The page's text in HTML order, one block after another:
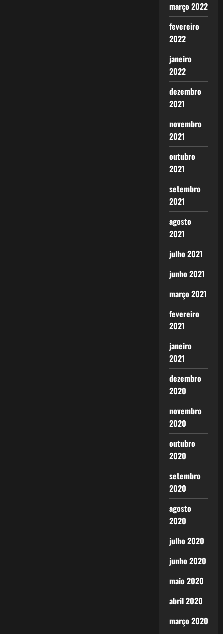
março 2022
fevereiro
2022
janeiro
2022
dezembro
2021
novembro
2021
outubro
2021
setembro
2021
agosto
2021
julho 2021
junho 2021
março 2021
fevereiro
2021
janeiro
2021
dezembro
2020
novembro
2020
outubro
2020
setembro
2020
agosto
2020
julho 2020
junho 2020
maio 2020
abril 2020
março 2020